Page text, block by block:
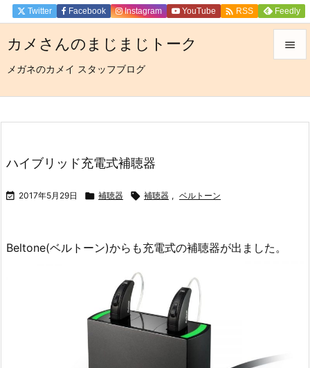
カメさんのまじまじトーク
メガネのカメイ スタッフブログ

サイド
Twitter Facebook Instagram YouTube  RSS Feedly
ハイブリッド充電式補聴器
 2017年5月29日  補聴器  補聴器 , ベルトーン
Beltone(ベルトーン)からも充電式の補聴器が出ました。